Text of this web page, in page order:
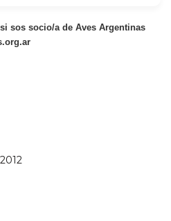
sos socio/a de Aves Argentinas